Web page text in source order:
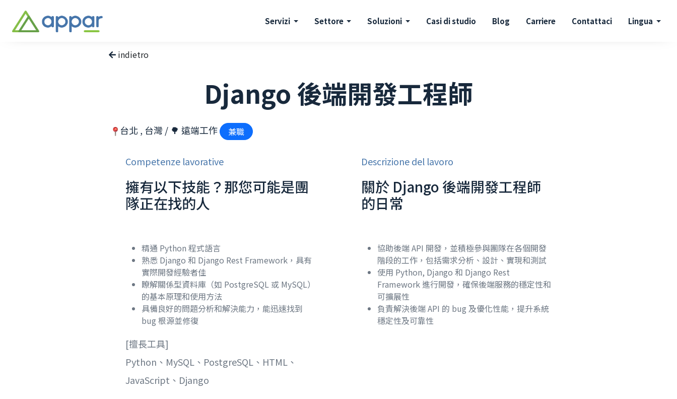
Servizi Settore Soluzioni Casi di studio Blog Carriere Contattaci Lingua
indietro
Django 後端開發工程師
台北 , 台灣 / 🌳 遠端工作 兼職
Competenze lavorative
擁有以下技能？那您可能是團
隊正在找的人
精通 Python 程式語言
熟悉 Django 和 Django Rest Framework，具有
實際開發經驗者佳
瞭解關係型資料庫（如 PostgreSQL 或 MySQL）
的基本原理和使用方法
具備良好的問題分析和解決能力，能迅速找到
bug 根源並修復
[擅長工具]
Python、MySQL、PostgreSQL、HTML、
JavaScript、Django
Descrizione del lavoro
關於 Django 後端開發工程師
的日常
協助後端 API 開發，並積極參與團隊在各個開發
階段的工作，包括需求分析、設計、實現和測試
使用 Python, Django 和 Django Rest
Framework 進行開發，確保後端服務的穩定性和
可擴展性
負責解決後端 API 的 bug 及優化性能，提升系統
穩定性及可靠性